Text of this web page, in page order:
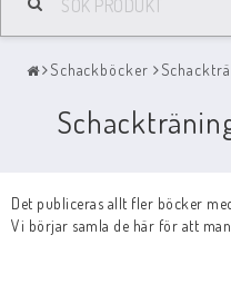
Schackmaterial
Schackböcker
Det publiceras allt fler böcker
Vi börjar samla de här för att